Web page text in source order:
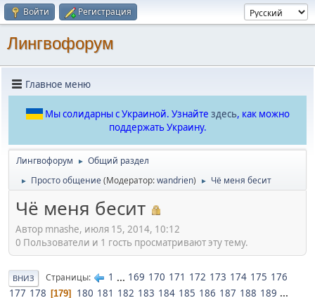
Войти Регистрация
Лингвофорум
Главное меню
Мы солидарны с Украиной. Узнайте здесь, как можно
поддержать Украину.
Лингвофорум ► Общий раздел
► Просто общение(Модератор:wandrien) ► Чё меня бесит
Чё меня бесит
Автор mnashe, июля 15, 2014, 10:12
0 Пользователи и 1 гость просматривают эту тему.
ВНИЗ Страницы 1 ... 169 170 171 172 173 174 175 176
177 178 179 180 181 182 183 184 185 186 187 188 189 ...